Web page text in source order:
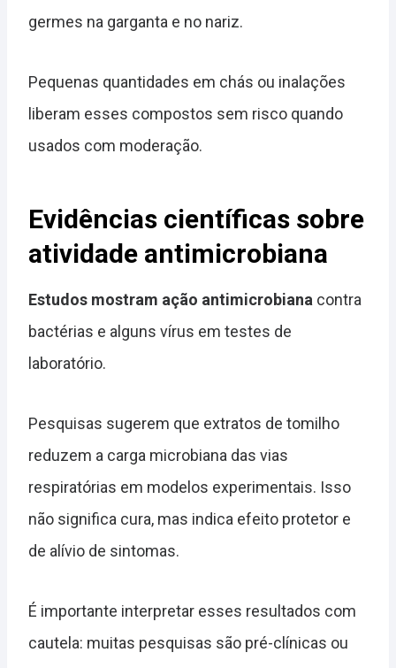
germes na garganta e no nariz.
Pequenas quantidades em chás ou inalações
liberam esses compostos sem risco quando
usados com moderação.
Evidências científicas sobre
atividade antimicrobiana
Estudos mostram ação antimicrobiana contra
bactérias e alguns vírus em testes de
laboratório.
Pesquisas sugerem que extratos de tomilho
reduzem a carga microbiana das vias
respiratórias em modelos experimentais. Isso
não significa cura, mas indica efeito protetor e
de alívio de sintomas.
É importante interpretar esses resultados com
cautela: muitas pesquisas são pré-clínicas ou